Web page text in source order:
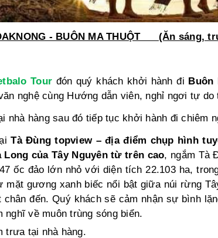
- BUÔN MA THUỘT (Ăn sáng,
Tour đón quý khách khởi hành đi Buôn
nghệ cùng Hướng dẫn viên, nghỉ ngơi tự do
nhà hàng sau đó tiếp tục khởi hành đi chiêm
Tà Đùng topview – địa điểm chụp hình
Long của Tây Nguyên từ trên cao, ngắm Tà
ốc đảo lớn nhỏ với diện tích 22.103 ha,
mặt gương xanh biếc nổi bật giữa núi rừng
chân đến. Quý khách sẽ cảm nhận sự bình
nghĩ về muôn trùng sóng biển.
trưa tại nhà hàng.
và
tour
kỉ
tôi
Chị Ngọc Dương
Chuyên viên ngân hàng
Sau tour Singapore – Malaysia chúng
tôi có rấ nhiều điều học hỏi, tiếp thu và
mở rộng tầm mắt. Chắc chắn qua tour
này những trải nghiệm qua là những kỉ
niệm để lại nhiều dấu ấn trong chúng tôi
Xây dựng
Sau tour
nghiệm
dấu ấn